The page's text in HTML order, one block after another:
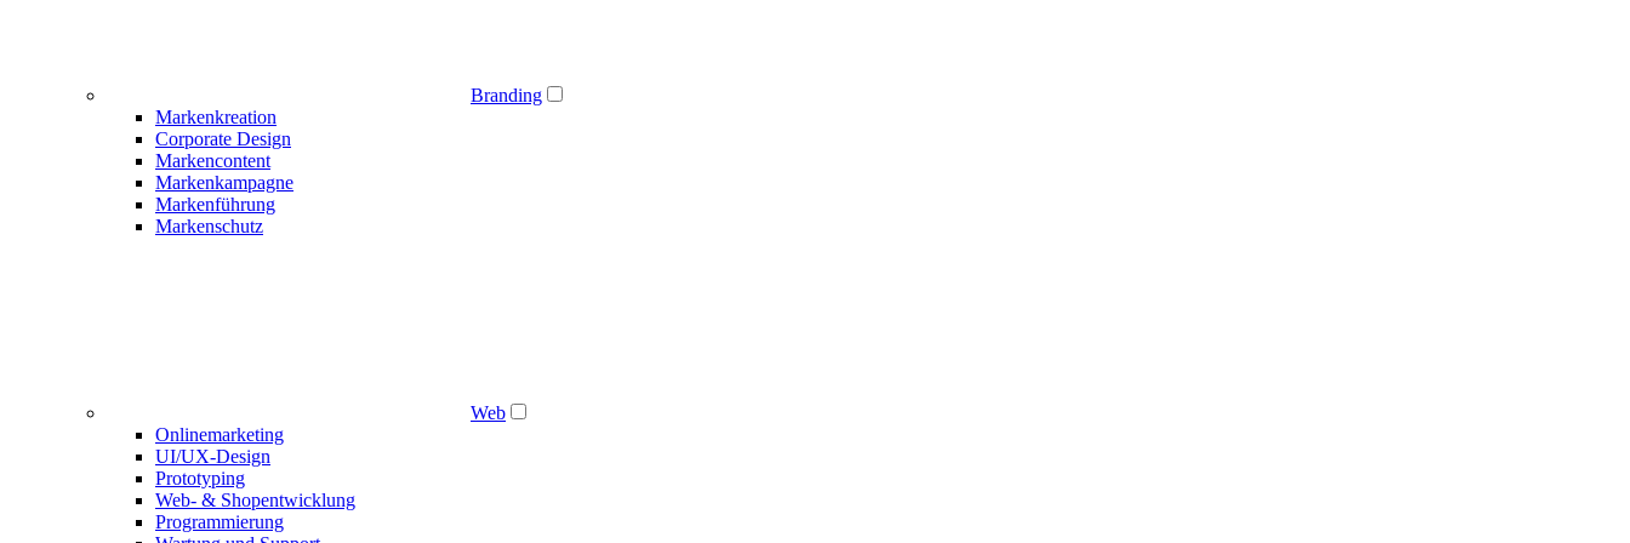
Branding
Markenkreation
Corporate Design
Markencontent
Markenkampagne
Markenführung
Markenschutz
Web
Onlinemarketing
UI/UX-Design
Prototyping
Web- & Shopentwicklung
Programmierung